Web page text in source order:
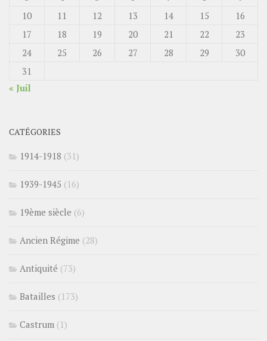
10
11 12 13 14 15
16
17
18 19 20 21 22
23
24
25 26 27 28 29
30
31
« Juil
CATÉGORIES
1914-1918 (31)
1939-1945 (16)
19ème siècle (6)
Ancien Régime (28)
Antiquité (73)
Batailles (173)
Castrum (1)